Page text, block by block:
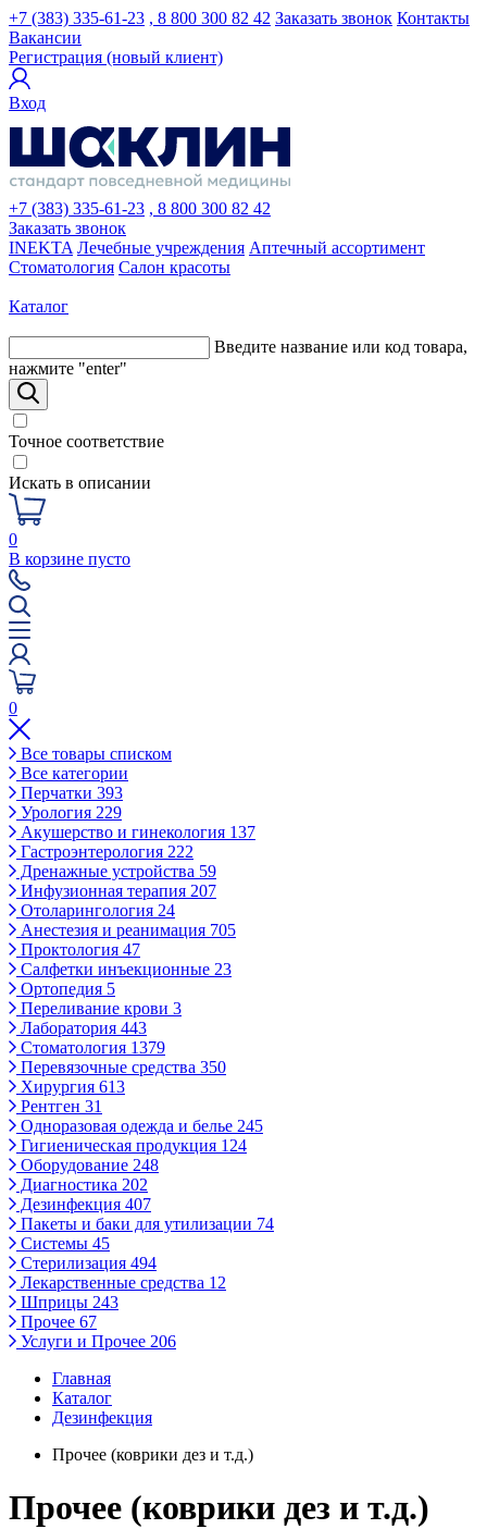
+7 (383) 335-61-23 , 8 800 300 82 42 Заказать звонок Контакты
Вакансии
Регистрация (новый клиент)
Вход
+7 (383) 335-61-23 , 8 800 300 82 42
Заказать звонок
INEKTA Лечебные учреждения Аптечный ассортимент
Стоматология Салон красоты
Каталог
Введите название или код товара,
нажмите "enter"
Точное соответствие
Искать в описании
0
В корзине пусто
0
Все товары списком
Все категории
Перчатки 393
Урология 229
Акушерство и гинекология 137
Гастроэнтерология 222
Дренажные устройства 59
Инфузионная терапия 207
Отоларингология 24
Анестезия и реанимация 705
Проктология 47
Салфетки инъекционные 23
Ортопедия 5
Переливание крови 3
Лаборатория 443
Стоматология 1379
Перевязочные средства 350
Хирургия 613
Рентген 31
Одноразовая одежда и белье 245
Гигиеническая продукция 124
Оборудование 248
Диагностика 202
Дезинфекция 407
Пакеты и баки для утилизации 74
Системы 45
Стерилизация 494
Лекарственные средства 12
Шприцы 243
Прочее 67
Услуги и Прочее 206
Главная
Каталог
Дезинфекция
Прочее (коврики дез и т.д.)
Прочее (коврики дез и т.д.)